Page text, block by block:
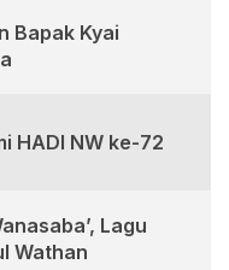
Bapak Kyai
HADI NW ke-72
Lagu
Wathan